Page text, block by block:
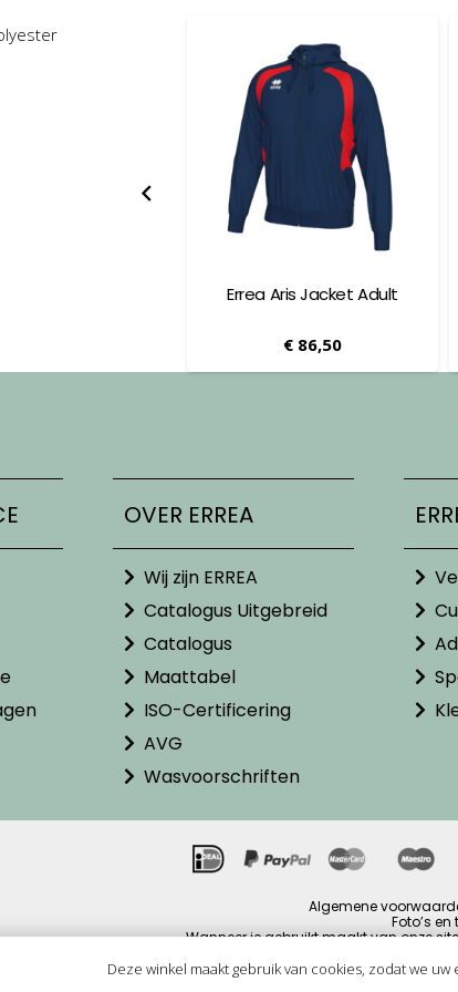
Errea Aris Jacket Adult
€ 86,50
OVER ERREA
Wij zijn ERREA
Catalogus Uitgebreid
Catalogus
Maattabel
ISO-Certificering
AVG
Wasvoorschriften
Algemene
Foto’s
Wanneer je gebruikt maakt van onze
Deze winkel maakt gebruik van cookies, zodat we